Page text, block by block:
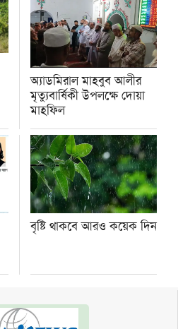
অ্যাডমিরাল মাহবুব আলীর
মৃত্যুবার্ষিকী উপলক্ষে দোয়া
মাহফিল
বৃষ্টি থাকবে আরও কয়েক দিন